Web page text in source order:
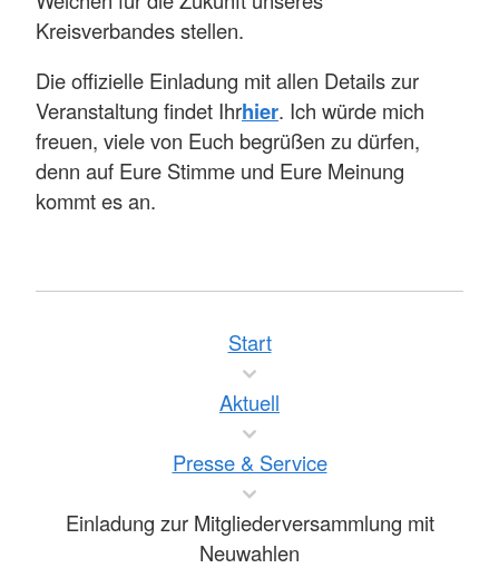
Kreisverbandes stellen.
Die offizielle Einladung mit allen Details zur
Veranstaltung findet Ihrhier. Ich würde mich
freuen, viele von Euch begrüßen zu dürfen,
denn auf Eure Stimme und Eure Meinung
kommt es an.
Start
Aktuell
Presse & Service
Einladung zur Mitgliederversammlung mit
Neuwahlen